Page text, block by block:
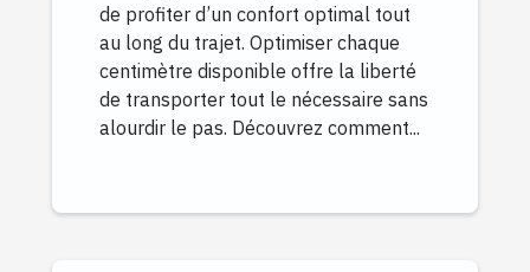
de profiter d’un confort optimal tout
au long du trajet. Optimiser chaque
centimètre disponible offre la liberté
de transporter tout le nécessaire sans
alourdir le pas. Découvrez comment...